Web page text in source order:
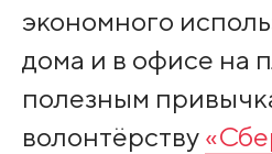
экономного
дома и в офисе на
полезным
волонтёрству